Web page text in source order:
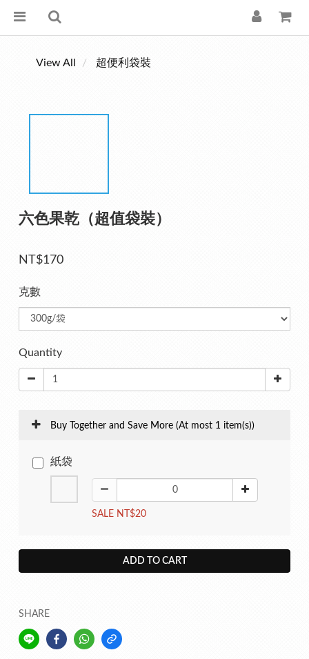
View All 超便利袋裝
六色果乾（超值袋裝）
NT$170
克數
Quantity
Buy Together and Save More (At most 1 item(s))
紙袋
SALE NT$20
ADD TO CART
SHARE